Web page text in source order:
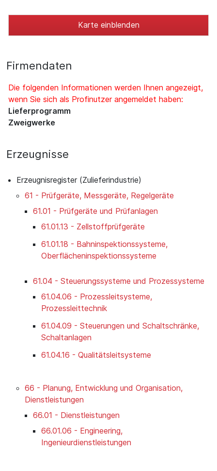
Karte einblenden
Firmendaten
Die folgenden Informationen werden Ihnen angezeigt,
wenn Sie sich als Profinutzer angemeldet haben:
Lieferprogramm
Zweigwerke
Erzeugnisse
Erzeugnisregister (Zulieferindustrie)
61 - Prüfgeräte, Messgeräte, Regelgeräte
61.01 - Prüfgeräte und Prüfanlagen
61.01.13 - Zellstoffprüfgeräte
61.01.18 - Bahninspektionssysteme,
Oberflächeninspektionssysteme
61.04 - Steuerungssysteme und Prozessysteme
61.04.06 - Prozessleitsysteme,
Prozessleittechnik
61.04.09 - Steuerungen und Schaltschränke,
Schaltanlagen
61.04.16 - Qualitätsleitsysteme
66 - Planung, Entwicklung und Organisation,
Dienstleistungen
66.01 - Dienstleistungen
66.01.06 - Engineering,
Ingenieurdienstleistungen